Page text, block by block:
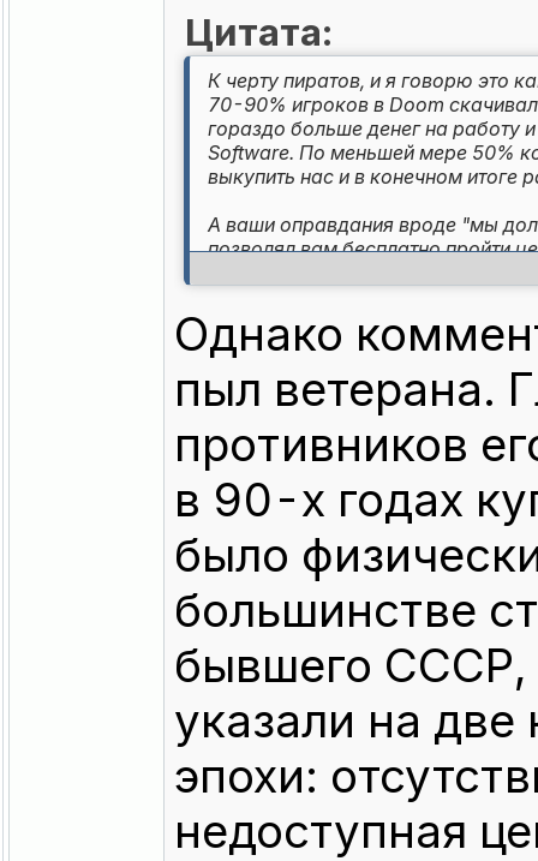
Цитата:
К черту пиратов, и я говорю это
70-90% игроков в Doom
гораздо больше денег на работу
Software. По меньшей мере 50%
выкупить нас и в конечном итоге
А ваши оправдания вроде "мы
позволял вам бесплатно пройти
Cinemaware, 3D Realms (Duke
Но если вы НЕ пират, я снимаю
увидите меня на конвенции,
угощу вас выпивкой.
Однако
пыл ветерана.
противников
в 90-х годах
было
большинстве
бывшего СССР,
указали на
эпохи:
недоступная